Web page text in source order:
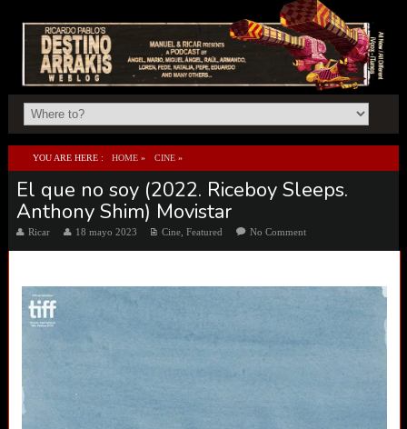
YOU ARE HERE : HOME » CINE »
EL QUE NO SOY (2022. RICEBOY SLEEPS. ANTHONY SHIM) MOVISTAR
El que no soy (2022. Riceboy Sleeps.
Anthony Shim) Movistar
Ricar 18 mayo 2023 Cine, Featured No Comment